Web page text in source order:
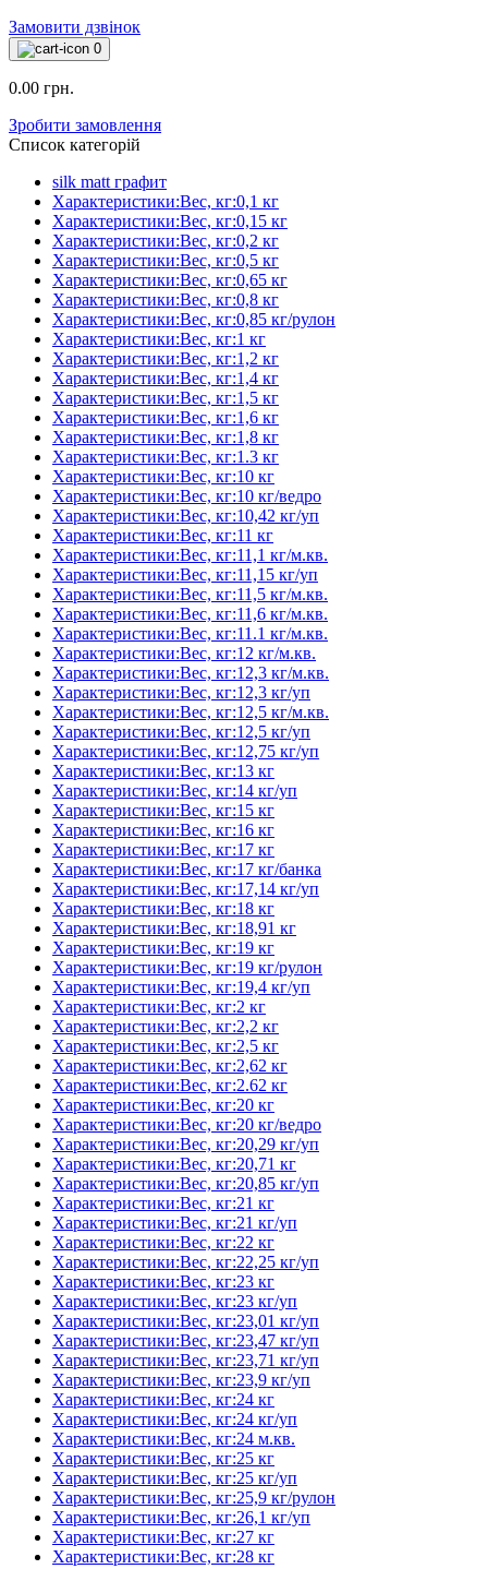
Замовити дзвінок
0
0.00 грн.
Зробити замовлення
Список категорій
silk matt графит
Характеристики:Вес, кг:0,1 кг
Характеристики:Вес, кг:0,15 кг
Характеристики:Вес, кг:0,2 кг
Характеристики:Вес, кг:0,5 кг
Характеристики:Вес, кг:0,65 кг
Характеристики:Вес, кг:0,8 кг
Характеристики:Вес, кг:0,85 кг/рулон
Характеристики:Вес, кг:1 кг
Характеристики:Вес, кг:1,2 кг
Характеристики:Вес, кг:1,4 кг
Характеристики:Вес, кг:1,5 кг
Характеристики:Вес, кг:1,6 кг
Характеристики:Вес, кг:1,8 кг
Характеристики:Вес, кг:1.3 кг
Характеристики:Вес, кг:10 кг
Характеристики:Вес, кг:10 кг/ведро
Характеристики:Вес, кг:10,42 кг/уп
Характеристики:Вес, кг:11 кг
Характеристики:Вес, кг:11,1 кг/м.кв.
Характеристики:Вес, кг:11,15 кг/уп
Характеристики:Вес, кг:11,5 кг/м.кв.
Характеристики:Вес, кг:11,6 кг/м.кв.
Характеристики:Вес, кг:11.1 кг/м.кв.
Характеристики:Вес, кг:12 кг/м.кв.
Характеристики:Вес, кг:12,3 кг/м.кв.
Характеристики:Вес, кг:12,3 кг/уп
Характеристики:Вес, кг:12,5 кг/м.кв.
Характеристики:Вес, кг:12,5 кг/уп
Характеристики:Вес, кг:12,75 кг/уп
Характеристики:Вес, кг:13 кг
Характеристики:Вес, кг:14 кг/уп
Характеристики:Вес, кг:15 кг
Характеристики:Вес, кг:16 кг
Характеристики:Вес, кг:17 кг
Характеристики:Вес, кг:17 кг/банка
Характеристики:Вес, кг:17,14 кг/уп
Характеристики:Вес, кг:18 кг
Характеристики:Вес, кг:18,91 кг
Характеристики:Вес, кг:19 кг
Характеристики:Вес, кг:19 кг/рулон
Характеристики:Вес, кг:19,4 кг/уп
Характеристики:Вес, кг:2 кг
Характеристики:Вес, кг:2,2 кг
Характеристики:Вес, кг:2,5 кг
Характеристики:Вес, кг:2,62 кг
Характеристики:Вес, кг:2.62 кг
Характеристики:Вес, кг:20 кг
Характеристики:Вес, кг:20 кг/ведро
Характеристики:Вес, кг:20,29 кг/уп
Характеристики:Вес, кг:20,71 кг
Характеристики:Вес, кг:20,85 кг/уп
Характеристики:Вес, кг:21 кг
Характеристики:Вес, кг:21 кг/уп
Характеристики:Вес, кг:22 кг
Характеристики:Вес, кг:22,25 кг/уп
Характеристики:Вес, кг:23 кг
Характеристики:Вес, кг:23 кг/уп
Характеристики:Вес, кг:23,01 кг/уп
Характеристики:Вес, кг:23,47 кг/уп
Характеристики:Вес, кг:23,71 кг/уп
Характеристики:Вес, кг:23,9 кг/уп
Характеристики:Вес, кг:24 кг
Характеристики:Вес, кг:24 кг/уп
Характеристики:Вес, кг:24 м.кв.
Характеристики:Вес, кг:25 кг
Характеристики:Вес, кг:25 кг/уп
Характеристики:Вес, кг:25,9 кг/рулон
Характеристики:Вес, кг:26,1 кг/уп
Характеристики:Вес, кг:27 кг
Характеристики:Вес, кг:28 кг